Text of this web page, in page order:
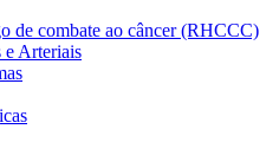
de combate ao câncer (RHCCC)
e Arteriais